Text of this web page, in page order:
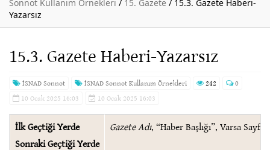
Sonnot Kullanım Örnekleri / 15. Gazete / 15.3. Gazete Haberi-
Yazarsız
15.3. Gazete Haberi-Yazarsız
İSNAD Sonnot İSNAD Sonnot Kullanım Örnekleri 242
0
10 Ocak 2025 16:03
10 Ocak 2025 16:03
İlk Geçtiği Yerde
Sonraki Geçtiği Yerde
Gazete Adı, “Haber Başlığı”, Varsa Sayfa